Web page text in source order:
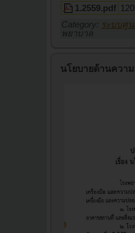
1.2559.pdf
Category: ระบบศู
พยาบาล
นโยบายด้านควา